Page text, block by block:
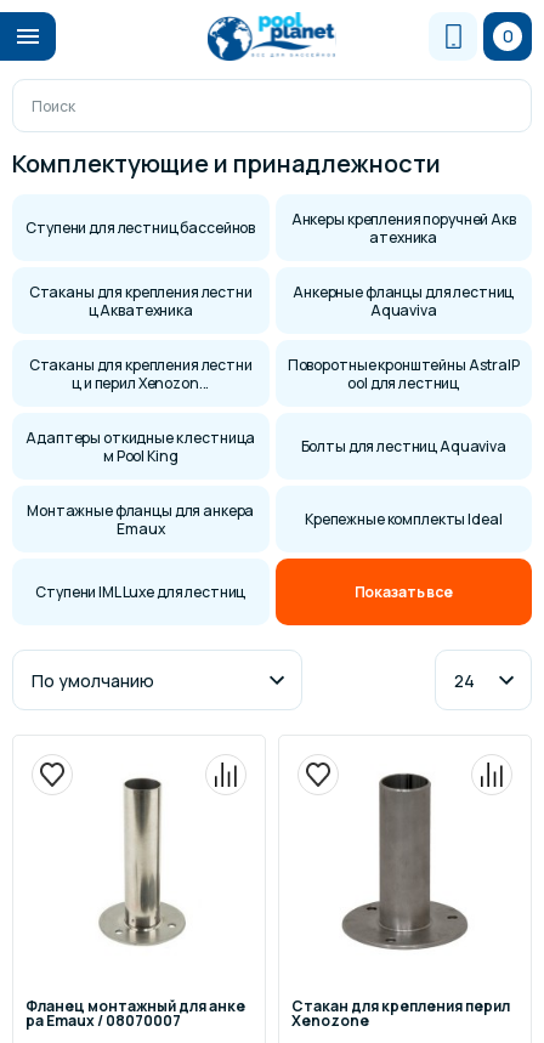
0
Комплектующие и принадлежности
Ступени для лестниц бассейнов
Анкеры крепления поручней Акв
атехника
Стаканы для крепления лестни
ц Акватехника
Анкерные фланцы для лестниц
Aquaviva
Стаканы для крепления лестни
ц и перил Xenozon...
Поворотные кронштейны AstralP
ool для лестниц
Адаптеры откидные к лестница
м Pool King
Болты для лестниц Aquaviva
Монтажные фланцы для анкера
Emaux
Крепежные комплекты Ideal
Ступени IML Luxe для лестниц Показать все
Фланец монтажный для анке
ра Emaux / 08070007
Стакан для крепления перил
Xenozone